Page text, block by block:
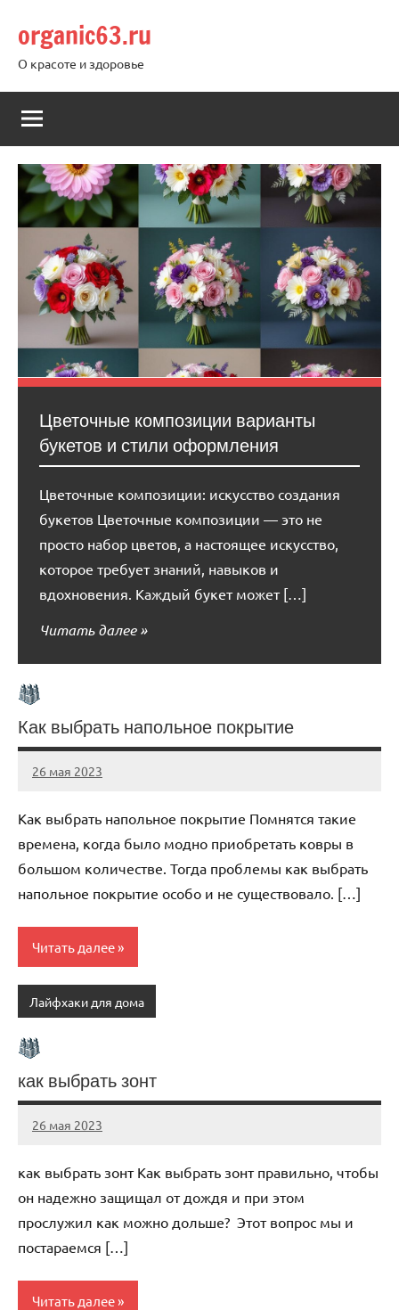
содержимому
organic63.ru
О красоте и здоровье
Цветочные композиции варианты
букетов и стили оформления
Цветочные композиции: искусство создания
букетов Цветочные композиции — это не
просто набор цветов, а настоящее искусство,
которое требует знаний, навыков и
вдохновения. Каждый букет может […]
Читать далее
Как выбрать напольное покрытие
26 мая 2023
organic63_ru
Нет
Как выбрать напольное покрытие Помнятся такие
времена, когда было модно приобретать ковры в
большом количестве. Тогда проблемы как выбрать
напольное покрытие особо и не существовало. […]
Читать далее
Лайфхаки для дома
как выбрать зонт
26 мая 2023
organic63_ru
Нет
как выбрать зонт Как выбрать зонт правильно, чтобы
он надежно защищал от дождя и при этом
прослужил как можно дольше? Этот вопрос мы и
постараемся […]
Читать далее